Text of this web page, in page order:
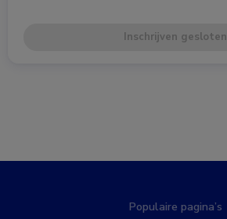
Inschrijven gesloten
Populaire pagina’s